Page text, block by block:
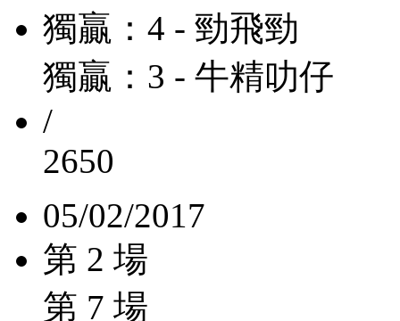
獨贏：4 - 勁飛勁
獨贏：3 - 牛精叻仔
/
2650
05/02/2017
第 2 場
第 7 場